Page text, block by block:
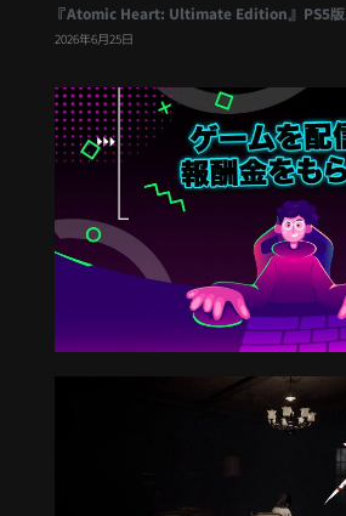
『Atomic Heart: Ultimate Edition』 PS5版
2026年6月25日